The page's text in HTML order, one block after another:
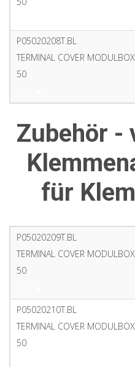
P05020208T.BL
TERMINAL COVER
50
Zubehör -
für
P05020209T.BL
TERMINAL COVER
50
P05020210T.BL
TERMINAL COVER
50